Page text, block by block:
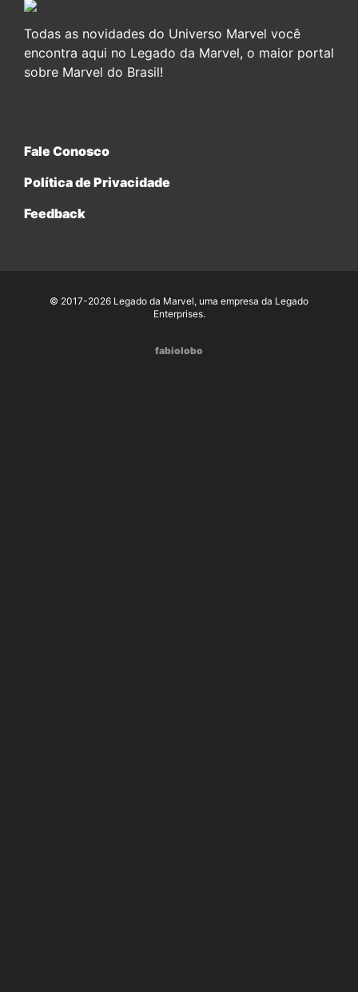
Todas as novidades do Universo Marvel você
encontra aqui no Legado da Marvel, o maior portal
sobre Marvel do Brasil!
Fale Conosco
Política de Privacidade
Feedback
© 2017-2026 Legado da Marvel, uma empresa da Legado
Enterprises.
fabiolobo